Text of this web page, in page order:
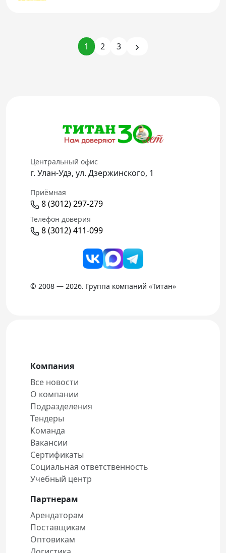
1 2 3
Центральный офис
г. Улан-Удэ, ул. Дзержинского, 1
Приёмная
8 (3012) 297-279
Телефон доверия
8 (3012) 411-099
© 2008 — 2026. Группа компаний «Титан»
Компания
Все новости
О компании
Подразделения
Тендеры
Команда
Вакансии
Сертификаты
Социальная ответственность
Учебный центр
Партнерам
Арендаторам
Поставщикам
Оптовикам